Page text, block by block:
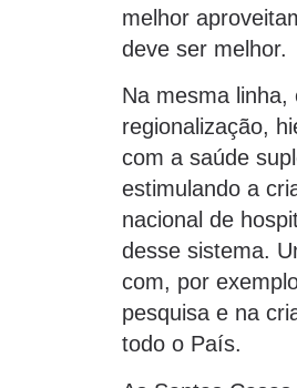
melhor
deve ser melhor.
Na mesma
regionalização,
com a saúde
estimulando a
nacional de
desse sistema.
com, por
pesquisa e na
todo o País.